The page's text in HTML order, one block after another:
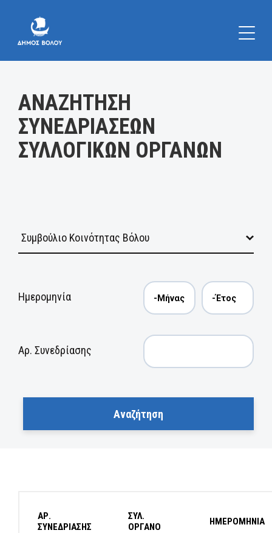
ΑΝΑΖΗΤΗΣΗ
ΣΥΝΕΔΡΙΑΣΕΩΝ
ΣΥΛΛΟΓΙΚΩΝ ΟΡΓΑΝΩΝ
Ημερομηνία
Αρ. Συνεδρίασης
ΑΡ.
ΣΥΝΕΔΡΙΑΣΗΣ
ΣΥΛ.
ΟΡΓΑΝΟ
ΗΜΕΡΟΜΗΝΙΑ